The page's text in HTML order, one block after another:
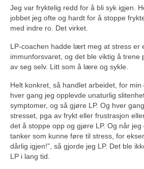
Jeg var fryktelig redd for å bli syk igjen.
jobbet jeg ofte og hardt for å stoppe
med indre ro. Det virket.
LP-coachen hadde lært meg at stress er
immunforsvaret, og det ble viktig å trene
av seg selv. Litt som å lære og sykle.
Helt konkret, så handlet arbeidet, for
hver gang jeg opplevde unaturlig
symptomer, og så gjøre LP. Og hver
stresset, pga av frykt eller frustrasjon
det å stoppe opp og gjøre LP. Og når
tanker som kunne føre til stress, for
dårlig igjen!”, så gjorde jeg LP. Det ble
LP i lang tid.